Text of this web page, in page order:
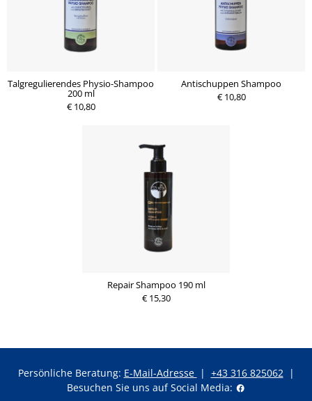
Talgregulierendes Physio-Shampoo
200 ml
€ 10,80
Antischuppen Shampoo
€ 10,80
Repair Shampoo 190 ml
€ 15,30
Persönliche Beratung: E-Mail-Adresse | +43 316 825062|
Besuchen Sie uns auf Social Media: